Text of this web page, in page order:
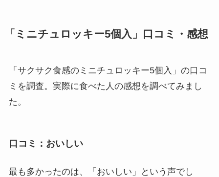
「ミニチュロッキー5個入」口コミ・感想
「サクサク食感のミニチュロッキー5個入」の口コ
ミを調査。実際に食べた人の感想を調べてみまし
た。
口コミ：おいしい
最も多かったのは、「おいしい」という声でし